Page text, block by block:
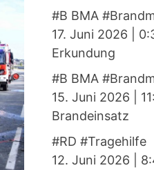
#B BMA
17. Juni 2026
Erkundung
#B BMA
15. Juni 2026
Brandeinsatz
#RD #Tragehilfe
12. Juni 2026